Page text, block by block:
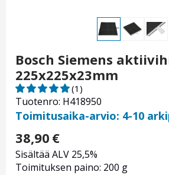
Bosch Siemens
225x225x23mm
Tuotenro: H418950
(1)
Toimitusaika-arvio: 4-10
38,90 €
Sisältää ALV 25,5%
Toimituksen paino: 200 g